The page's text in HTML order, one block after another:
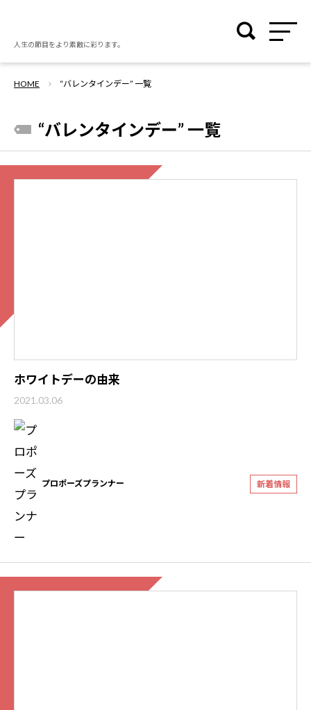
人生の節目をより素敵に彩ります。
HOME “バレンタインデー” 一覧
“バレンタインデー” 一覧
ホワイトデーの由来
2021.03.06
プロポーズプランナー 新着情報